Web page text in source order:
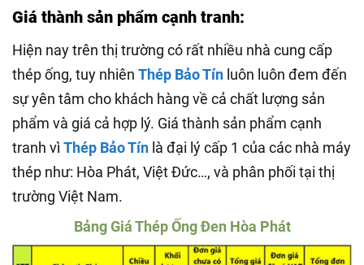
Giá thành sản phẩm cạnh tranh:
Hiện nay trên thị trường có rất nhiều nhà cung cấp
thép ống, tuy nhiên Thép Bảo Tín luôn luôn đem đến
sự yên tâm cho khách hàng về cả chất lượng sản
phẩm và giá cả hợp lý. Giá thành sản phẩm cạnh
tranh vì Thép Bảo Tín là đại lý cấp 1 của các nhà máy
thép như: Hòa Phát, Việt Đức…, và phân phối tại thị
trường Việt Nam.
Bảng Giá Thép Ống Đen Hòa Phát